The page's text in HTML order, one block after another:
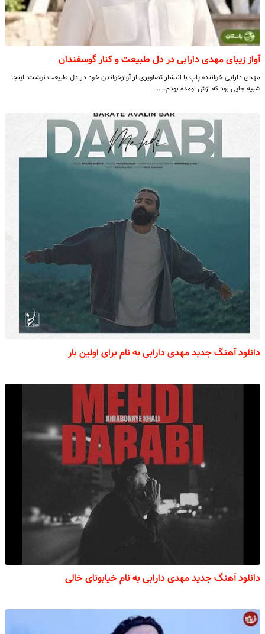
آواز زیبای مهدی دارابی در دل طبیعت و کنار گوسفندان
مهدی دارابی خواننده پاپ با انتشار تصاویری از آوازخواندن خود در دل طبیعت نوشت: اینجا
شبیه جایی بود که ازش اومده بودم……
دانلود آهنگ جدید مهدی دارابی به نام برای اولین بار
دانلود آهنگ جدید مهدی دارابی به نام خیابونای خالی